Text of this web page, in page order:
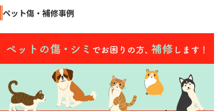
ペット傷・補修事例